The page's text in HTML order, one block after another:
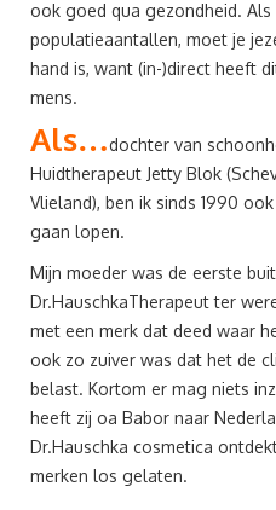
ook goed qua gezondheid.
populatieaantallen, moet je
hand is, want (in-)direct heeft
mens.
Als…dochter van
Huidtherapeut Jetty Blok
Vlieland), ben ik sinds 1990
gaan lopen.
Mijn moeder was de eerste
Dr.HauschkaTherapeut ter
met een merk dat deed waar
ook zo zuiver was dat het de
belast. Kortom er mag niets
heeft zij oa Babor naar
Dr.Hauschka cosmetica
merken los gelaten.